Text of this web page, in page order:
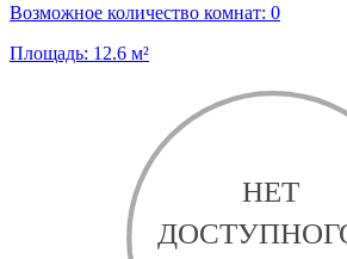
Возможное количество комнат: 0
Площадь: 12.6 м²